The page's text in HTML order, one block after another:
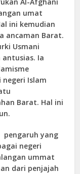
Al-Afghani
umat
ini kemudian
ancaman Barat.
Usmani
Ia
Islam
Barat. Hal ini
pengaruh yang
negeri
ummat
dari penjajah